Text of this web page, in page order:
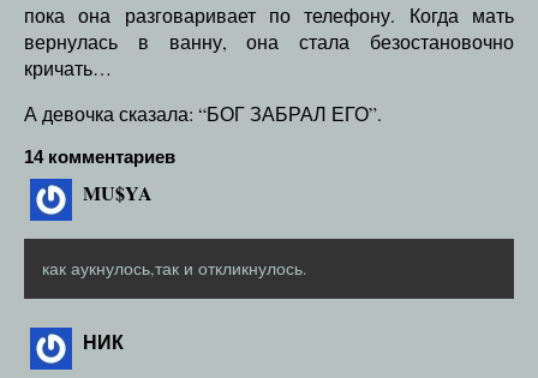
пока она разговаривает по телефону. Когда мать
вернулась в ванну, она стала безостановочно
кричать…
А девочка сказала: “БОГ ЗАБРАЛ ЕГО”.
14 комментариев
MU$YA
как аукнулось,так и откликнулось.
НИК